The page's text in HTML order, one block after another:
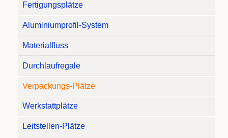
Fertigungsplätze
Aluminiumprofil-System
Materialfluss
Durchlaufregale
Verpackungs-Plätze
Werkstattplätze
Leitstellen-Plätze